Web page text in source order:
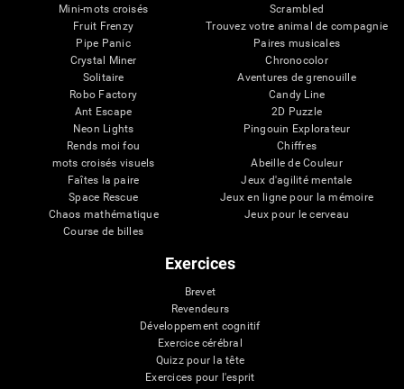
Mini-mots croisés
Fruit Frenzy
Pipe Panic
Crystal Miner
Solitaire
Robo Factory
Ant Escape
Neon Lights
Rends moi fou
mots croisés visuels
Faîtes la paire
Space Rescue
Chaos mathématique
Course de billes
Scrambled
Trouvez votre animal de compagnie
Paires musicales
Chronocolor
Aventures de grenouille
Candy Line
2D Puzzle
Pingouin Explorateur
Chiffres
Abeille de Couleur
Jeux d'agilité mentale
Jeux en ligne pour la mémoire
Jeux pour le cerveau
Exercices
Brevet
Revendeurs
Développement cognitif
Exercice cérébral
Quizz pour la tête
Exercices pour l'esprit